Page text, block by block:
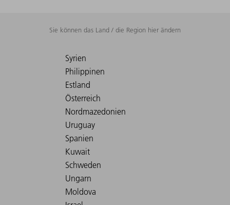
Sie können das Land / die Region hier ändern